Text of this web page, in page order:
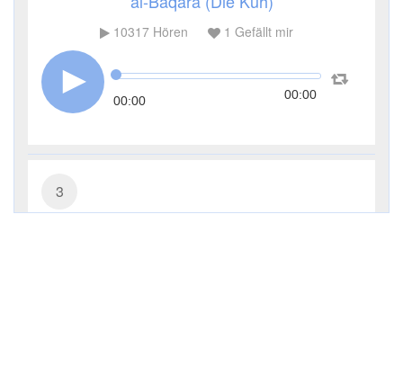
10317Hören 1 Gefällt mir
00:00 00:00
3